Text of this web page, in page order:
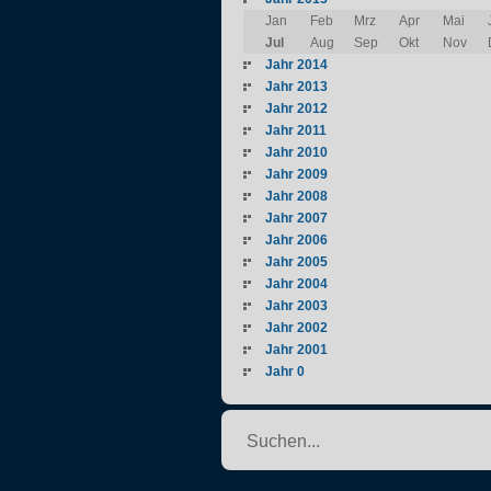
Jan
Feb Mrz Apr Mai
Jul
Aug Sep Okt Nov
Jahr 2014
Jahr 2013
Jahr 2012
Jahr 2011
Jahr 2010
Jahr 2009
Jahr 2008
Jahr 2007
Jahr 2006
Jahr 2005
Jahr 2004
Jahr 2003
Jahr 2002
Jahr 2001
Jahr 0